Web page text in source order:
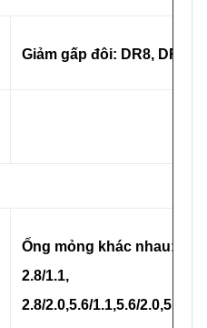
Giảm gấp đôi: DR8, DR9,
Ống mỏng khác nhau: 2.0/
2.8/1.1,
2.8/2.0,5.6/1.1,5.6/2.0,5.6/